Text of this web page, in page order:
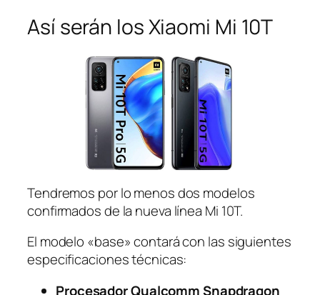
Así serán los Xiaomi Mi 10T
Tendremos por lo menos dos modelos
confirmados de la nueva línea Mi 10T.
El modelo «base» contará con las siguientes
especificaciones técnicas:
Procesador Qualcomm Snapdragon